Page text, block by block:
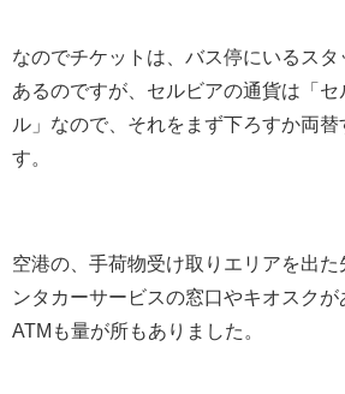
なのでチケットは、バス停にいるス
あるのですが、セルビアの通貨は「
ル」なので、それをまず下ろすか両替
す。
空港の、手荷物受け取りエリアを出た
ンタカーサービスの窓口やキオスク
ATMも量が所もありました。